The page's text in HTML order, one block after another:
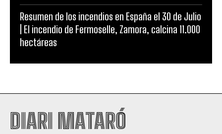
Resumen de los incendios en España el 30 de Julio
| El incendio de Fermoselle, Zamora, calcina 11.000
hectáreas
DIARI MATARÓ